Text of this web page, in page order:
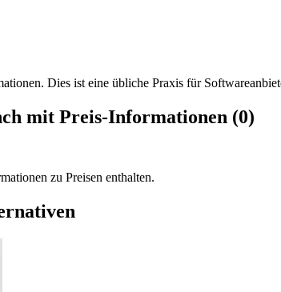
Dies ist eine übliche Praxis für
mit Preis-Informationen (0)
zu Preisen enthalten.